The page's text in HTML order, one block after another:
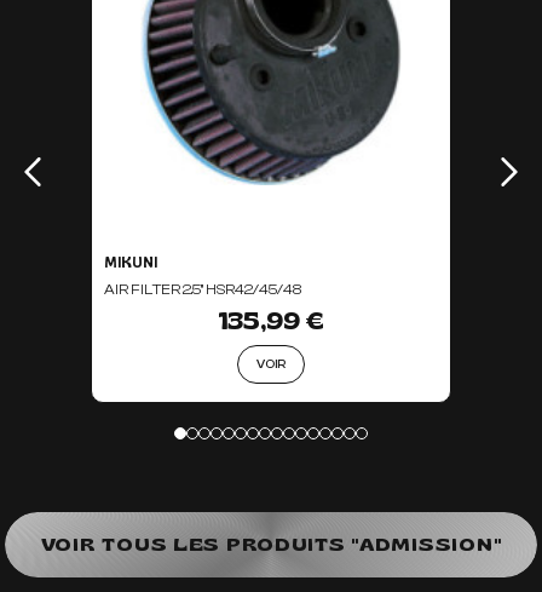
MIKUNI
AIR FILTER 2.5'' HSR42/45/48
135,99 €
VOIR
VOIR TOUS LES PRODUITS "ADMISSION"